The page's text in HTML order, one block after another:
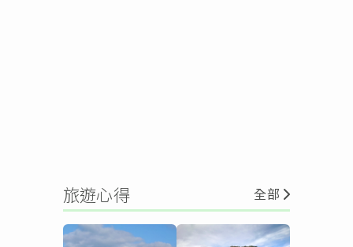
旅遊心得 全部